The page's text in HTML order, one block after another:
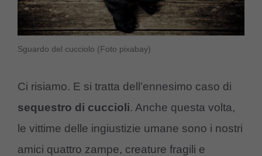
Sguardo del cucciolo (Foto pixabay)
Ci risiamo. E si tratta dell’ennesimo caso di
sequestro di cuccioli. Anche questa volta,
le vittime delle ingiustizie umane sono i nostri
amici quattro zampe, creature fragili e